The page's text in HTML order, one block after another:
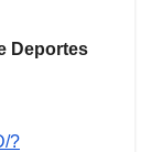
Deportes
?